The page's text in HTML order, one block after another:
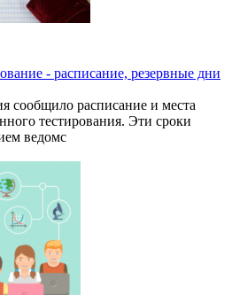
- расписание, резервные дни
сообщило расписание и места
тестирования. Эти сроки
ведомс